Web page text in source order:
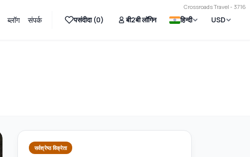
Crossroads Travel - 3716
ब्लॉग संपर्क पसंदीदा (0) बी2बी लॉगिन हिन्दी USD
सर्वश्रेष्ठ विक्रेता